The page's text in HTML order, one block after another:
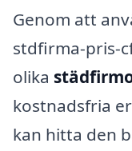
Genom att
stdfirma-pris-
olika
kostnadsfria
kan hitta den